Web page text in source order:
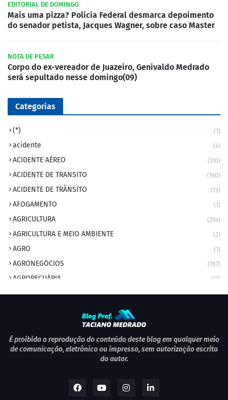
EDITORIAL DE DOMINGO
Mais uma pizza? Polícia Federal desmarca depoimento
do senador petista, Jacques Wagner, sobre caso Master
NOTA DE PESAR
Corpo do ex-vereador de Juazeiro, Genivaldo Medrado
será sepultado nesse domingo(09)
Categorias
(*) (1)
acidente (4)
ACIDENTE AÉREO (110)
ACIDENTE DE TRANSITO (160)
ACIDENTE DE TRÂNSITO (13)
AFOGAMENTO (1)
AGRICULTURA (254)
AGRICULTURA E MEIO AMBIENTE (2)
AGRO (1)
AGRONEGÓCIOS (787)
AGROPECUÁRIA (37)
AMBIENTE (9)
ANIVERSÁRIO DA CIDADE
ANIVERSÁRIOS (1)
APEXBRASIL (1)
É proibida a reprodução do conteúdo deste blog em qualquer meio
de comunicação, eletrônico ou impresso, sem autorização escrita
do autor.